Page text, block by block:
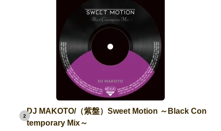
2
DJ MAKOTO/（紫盤）Sweet Motion ～Black Con
temporary Mix～